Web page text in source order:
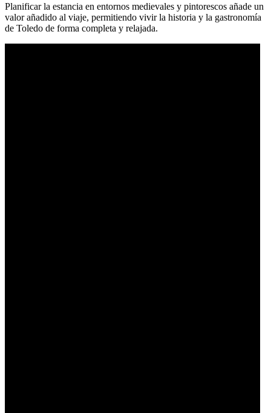
Planificar la estancia en entornos medievales y pintorescos añade un
valor añadido al viaje, permitiendo vivir la historia y la gastronomía
de Toledo de forma completa y relajada.